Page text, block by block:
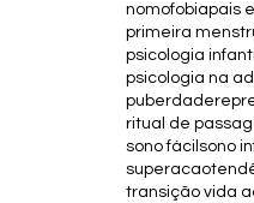
nomofobiapais
primeira
psicologia infantil
psicologia na
puberdade
ritual de
sono fácil sono
superacao
transição vida